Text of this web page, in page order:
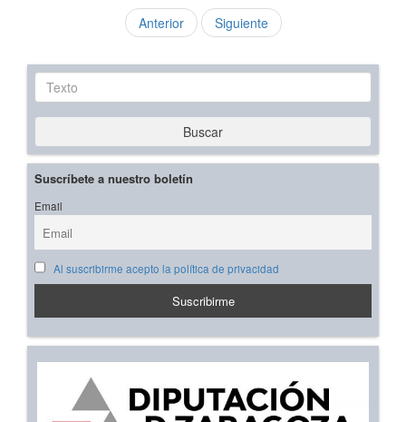
Anterior Siguiente
Texto
Buscar
Suscríbete a nuestro boletín
Email
Al suscribirme acepto la política de privacidad